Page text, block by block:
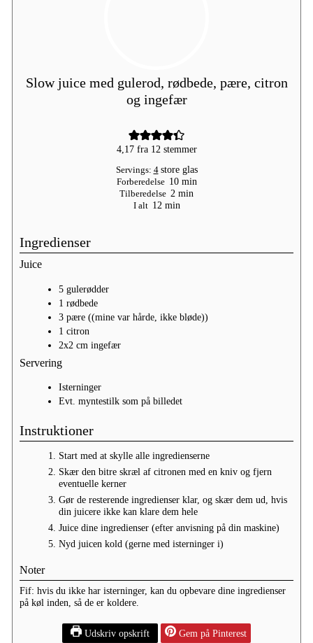
Slow juice med gulerod, rødbede, pære, citron
og ingefær
4,17fra 12 stemmer
Servings: 4 store glas
Forberedelse 10minutter
min
Tilberedelse 2 minutter
min
I alt 12minutter
min
Ingredienser
Juice
5 gulerødder
1 rødbede
3 pære ((mine var hårde, ikke bløde))
1 citron
2x2 cm ingefær
Servering
Isterninger
Evt. myntestilk som på billedet
Instruktioner
Start med at skylle alle ingredienserne
Skær den bitre skræl af citronen med en kniv og fjern
eventuelle kerner
Gør de resterende ingredienser klar, og skær dem ud, hvis
din juicere ikke kan klare dem hele
Juice dine ingredienser (efter anvisning på din maskine)
Nyd juicen kold (gerne med isterninger i)
Noter
Fif: hvis du ikke har isterninger, kan du opbevare dine ingredienser
på køl inden, så de er koldere.
Udskriv opskrift
Gem på Pinterest